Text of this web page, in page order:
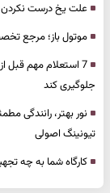
علت یخ درست
موتول باز؛ مرجع
7 استعلام مهم قبل
جلوگیری کند
نور بهتر، رانندگی
تیونینگ اصولی
کارگاه شما به چه